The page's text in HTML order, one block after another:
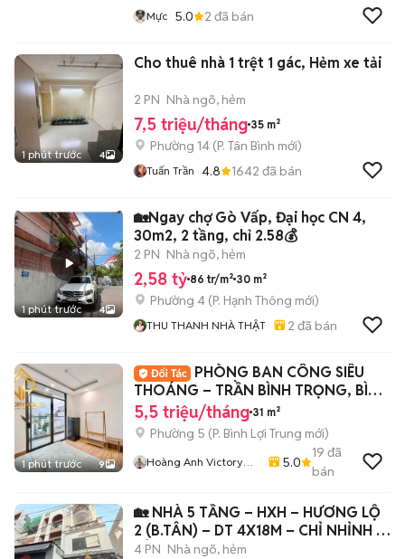
Mực 5.0 2 đã bán
1 phút trước 4
Cho thuê nhà 1 trệt 1 gác, Hẻm xe tải
2 PN Nhà ngõ, hẻm
7,5 triệu/tháng 35 m²
Phường 14 (P. Tân Bình mới)
Tuấn Trần 4.8 1642 đã bán
1 phút trước 4
🏡Ngay chợ Gò Vấp, Đại học CN 4,
30m2, 2 tầng, chỉ 2.58💰
2 PN Nhà ngõ, hẻm
2,58 tỷ 86 tr/m² 30 m²
Phường 4 (P. Hạnh Thông mới)
THU THANH NHÀ THẬT 2 đã bán
1 phút trước 9
PHÒNG BAN CÔNG SIÊU
THOÁNG – TRẦN BÌNH TRỌNG, BÌNH
THẠNH
5,5 triệu/tháng 31 m²
Phường 5 (P. Bình Lợi Trung mới)
Hoàng Anh Victory
5.0
19 đã
bán
🏡 NHÀ 5 TẦNG – HXH – HƯƠNG LỘ
2 (B.TÂN) – DT 4X18M – CHỈ NHỈNH 6
TỶ
4 PN Nhà ngõ, hẻm